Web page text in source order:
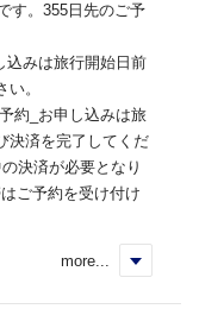
す。355日先のご予
込みは旅行開始日前
。
約_お申し込みは旅
決済を完了してくだ
決済が必要となり
ご予約を受け付け
more...